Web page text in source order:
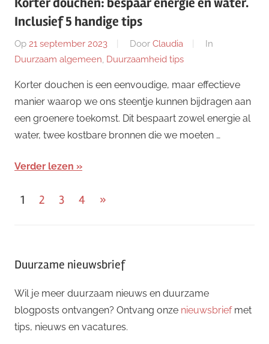
Inclusief 5 handige tips
Op 21 september 2023 Door Claudia
In
Duurzaam algemeen, Duurzaamheid tips
Korter douchen is een eenvoudige, maar effectieve
manier waarop we ons steentje kunnen bijdragen aan
een groenere toekomst. Dit bespaart zowel energie al
water, twee kostbare bronnen die we moeten …
Verder lezen
Berichten
1 2 3 4
Volgende
»
Duurzame nieuwsbrief
Wil je meer duurzaam nieuws en duurzame
blogposts ontvangen? Ontvang onze nieuwsbriefmet
tips, nieuws en vacatures.